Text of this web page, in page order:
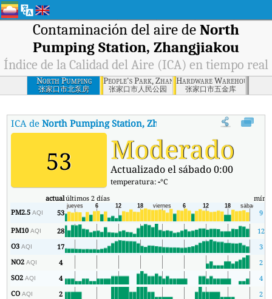
Contaminación del aire de North
Pumping Station, Zhangjiakou
Índice de la Calidad del Aire (ICA) en tiempo real
North Pumping
Station,
Zhangjiakou
张家口市北泵房
People's Park, Zhangjiakou
张家口市人民公园
Hardware Warehouse,
张家口市五金库
ICA deNorth Pumping Station, Zhangjiakou Índice de la
53 Moderado
Actualizado el sábado 0:00
temperatura:-°C
actualúltimos 2 días mín.
PM2.5AQI 53
9
PM10AQI 28
12
O3AQI 17
3
NO2AQI 4
2
SO2AQI 4
4
COAQI 2
2